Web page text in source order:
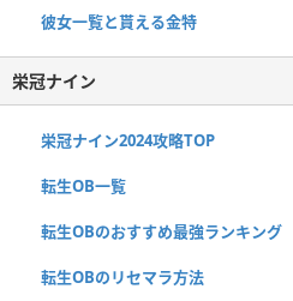
彼女一覧と貰える金特
栄冠ナイン
栄冠ナイン2024攻略TOP
転生OB一覧
転生OBのおすすめ最強ランキング
転生OBのリセマラ方法